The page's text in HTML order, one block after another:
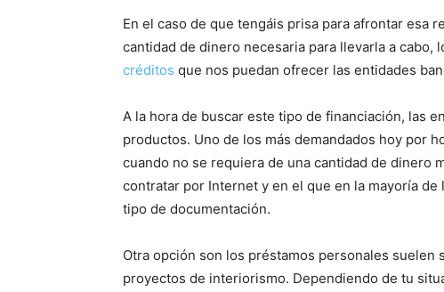
En el caso de que tengáis prisa para afrontar esa
cantidad de dinero necesaria para llevarla a cabo,
créditos que nos puedan ofrecer las entidades
A la hora de buscar este tipo de financiación, las
productos. Uno de los más demandados hoy por
cuando no se requiera de una cantidad de dinero
contratar por Internet y en el que en la mayoría
tipo de documentación.
Otra opción son los préstamos personales
proyectos de interiorismo. Dependiendo de tu